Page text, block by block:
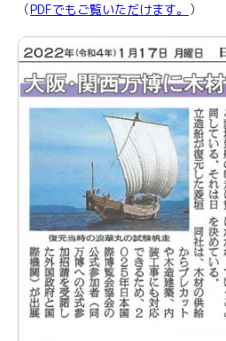
（PDFでもご覧いただけます。 ）